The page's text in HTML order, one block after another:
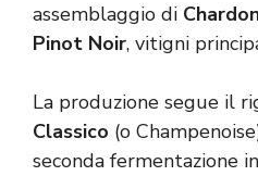
assemblaggio di
Pinot Noir, vitigni
La produzione segue il
Classico (o
seconda fermentazione